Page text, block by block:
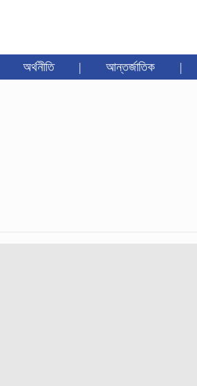
অর্থনীতি | আন্তর্জাতিক |